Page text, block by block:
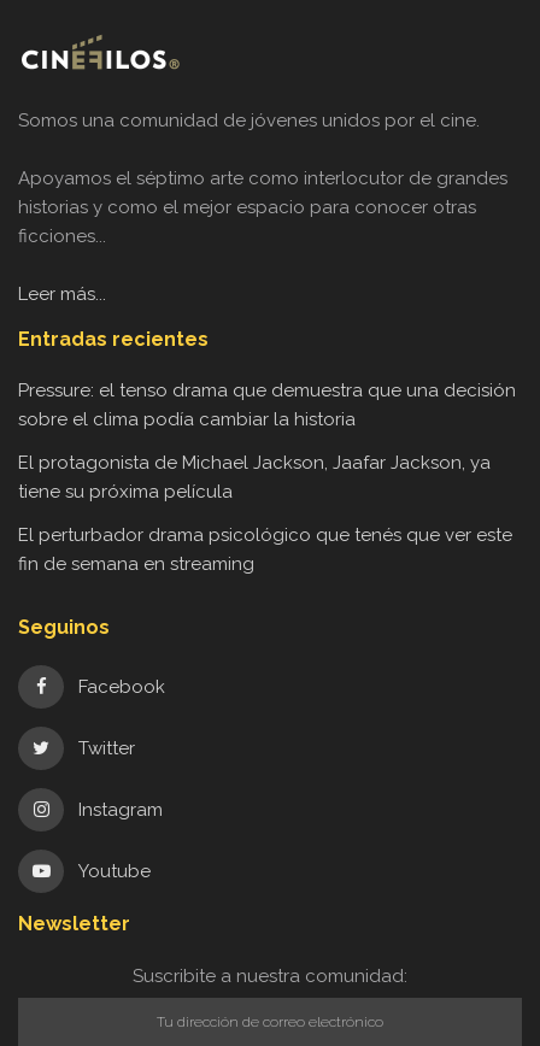
Somos una comunidad de jóvenes unidos por el cine.
Apoyamos el séptimo arte como interlocutor de grandes
historias y como el mejor espacio para conocer otras
ficciones...
Leer más...
Entradas recientes
Pressure: el tenso drama que demuestra que una decisión
sobre el clima podía cambiar la historia
El protagonista de Michael Jackson, Jaafar Jackson, ya
tiene su próxima película
El perturbador drama psicológico que tenés que ver este
fin de semana en streaming
Seguinos
Facebook
Twitter
Instagram
Youtube
Newsletter
Suscribite a nuestra comunidad: